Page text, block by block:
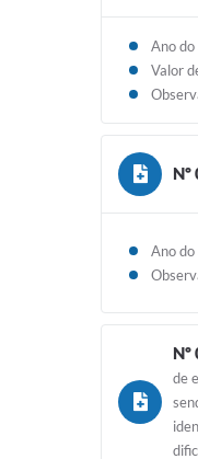
Ano
Valor
Nº
Ano
Nº
de